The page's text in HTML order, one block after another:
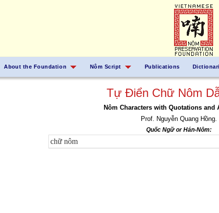
About the Foundation Nôm Script Publications
Tự Điển Chữ Nôm
Nôm Characters with Quotations and
Prof. Nguyễn Quang Hồng.
Quốc Ngữ or Hán-Nôm: